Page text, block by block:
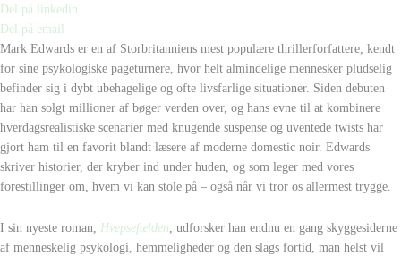
Del på linkedin
Del på email
Mark Edwards er en af Storbritanniens mest populære thrillerforfattere, kendt
for sine psykologiske pageturnere, hvor helt almindelige mennesker pludselig
befinder sig i dybt ubehagelige og ofte livsfarlige situationer. Siden debuten
har han solgt millioner af bøger verden over, og hans evne til at kombinere
hverdagsrealistiske scenarier med knugende suspense og uventede twists har
gjort ham til en favorit blandt læsere af moderne domestic noir. Edwards
skriver historier, der kryber ind under huden, og som leger med vores
forestillinger om, hvem vi kan stole på – også når vi tror os allermest trygge.
I sin nyeste roman, Hvepsefælden, udforsker han endnu en gang skyggesiderne
af menneskelig psykologi, hemmeligheder og den slags fortid, man helst vil